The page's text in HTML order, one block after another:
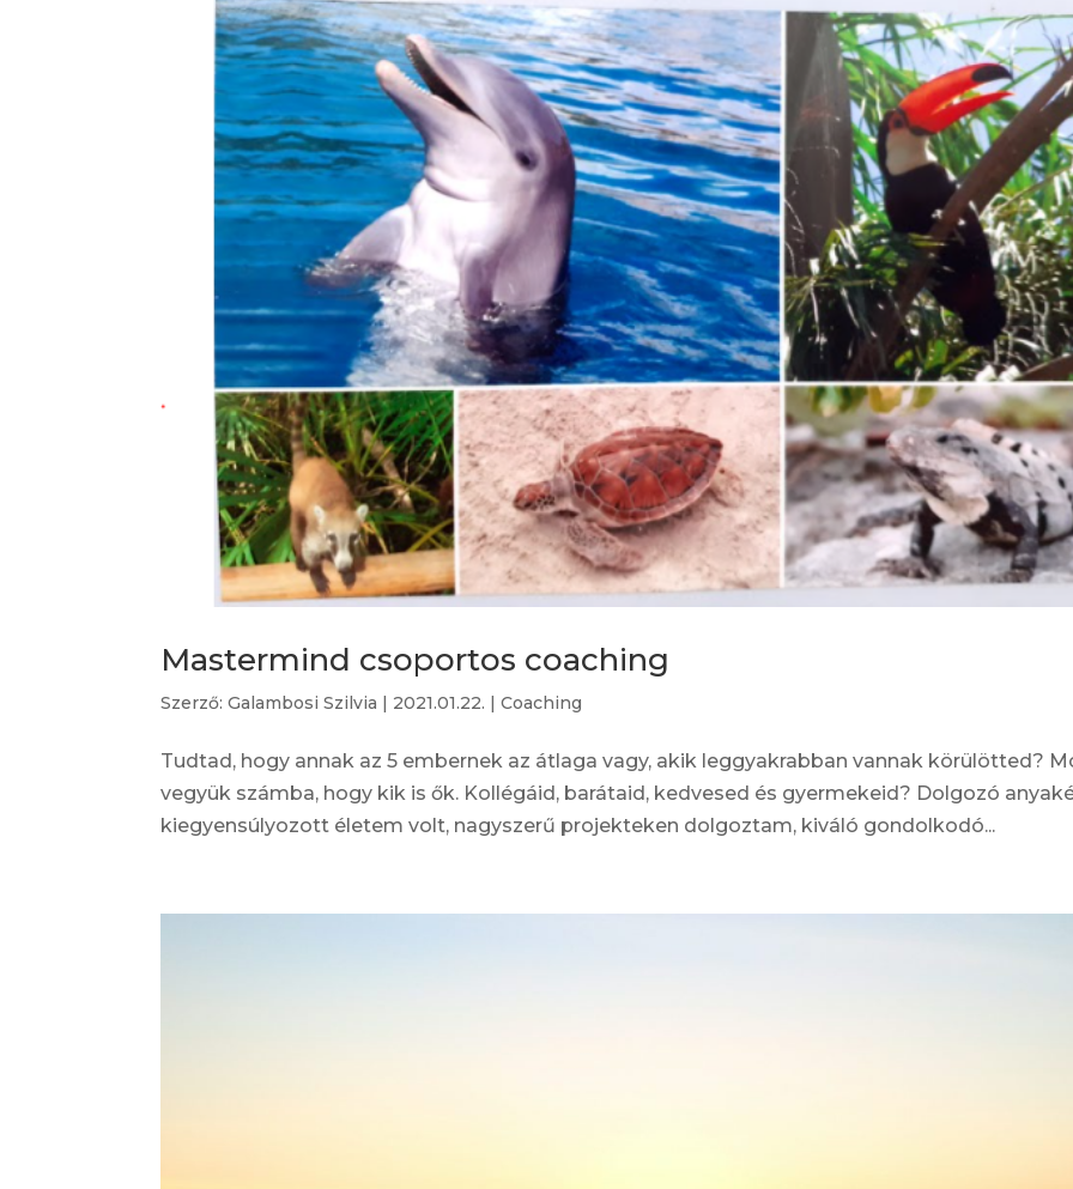
Mastermind csoportos coaching
Szerző:Galambosi Szilvia | 2021.01.22. |Coaching
Tudtad, hogy annak az 5 embernek az átlaga vagy, akik leggyakrabban vannak körülötted?
vegyük számba, hogy kik is ők. Kollégáid, barátaid, kedvesed és gyermekeid? Dolgozó
kiegyensúlyozott életem volt, nagyszerű projekteken dolgoztam, kiváló gondolkodó...